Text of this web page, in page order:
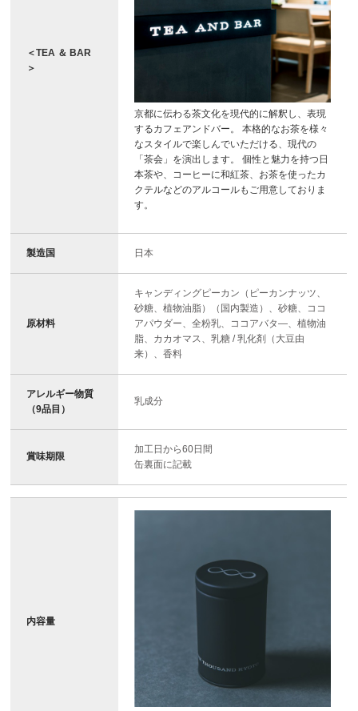
＜TEA ＆ BAR
＞
京都に伝わる茶文化を現代的に解釈し、表現
するカフェアンドバー。 本格的なお茶を様々
なスタイルで楽しんでいただける、現代の
「茶会」を演出します。 個性と魅力を持つ日
本茶や、コーヒーに和紅茶、お茶を使ったカ
クテルなどのアルコールもご用意しておりま
す。
製造国 日本
原材料
キャンディングピーカン（ピーカンナッツ、
砂糖、植物油脂）（国内製造）、砂糖、ココ
アパウダー、全粉乳、ココアバタ―、植物油
脂、カカオマス、乳糖 / 乳化剤（大豆由
来）、香料
アレルギー物質
（9品目）
乳成分
賞味期限
加工日から60日間
缶裏面に記載
内容量